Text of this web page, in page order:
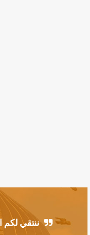
ننتقي لكم